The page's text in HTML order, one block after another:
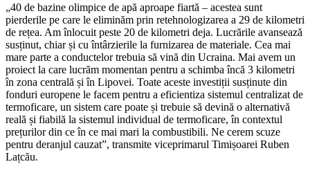
„40 de bazine olimpice de apă aproape fiartă – acestea sunt
pierderile pe care le eliminăm prin retehnologizarea a 29 de kilometri
de rețea. Am înlocuit peste 20 de kilometri deja. Lucrările avansează
susținut, chiar și cu întârzierile la furnizarea de materiale. Cea mai
mare parte a conductelor trebuia să vină din Ucraina. Mai avem un
proiect la care lucrăm momentan pentru a schimba încă 3 kilometri
în zona centrală și în Lipovei. Toate aceste investiții susținute din
fonduri europene le facem pentru a eficientiza sistemul centralizat de
termoficare, un sistem care poate și trebuie să devină o alternativă
reală și fiabilă la sistemul individual de termoficare, în contextul
prețurilor din ce în ce mai mari la combustibili. Ne cerem scuze
pentru deranjul cauzat”, transmite viceprimarul Timișoarei Ruben
Lațcău.